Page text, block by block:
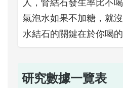
人，腎結石發生率比不
氣泡水如果不加糖，就
水結石的關鍵在於你喝的
研究數據一覽表